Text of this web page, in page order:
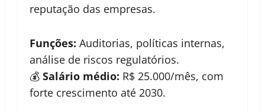
reputação das empresas.
Funções: Auditorias, políticas internas,
análise de riscos regulatórios.
💰 Salário médio: R$ 25.000/mês, com
forte crescimento até 2030.